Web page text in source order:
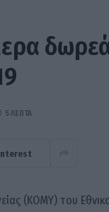
5 ΛΕΠΤΆ
(ΚΟΜΥ) του